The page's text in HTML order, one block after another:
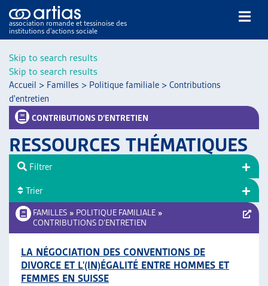
Skip to search results
Skip to search results
association romande et tessinoise des
institutions d’actions sociale
NOS PUBLICATIONS
ARTICLES
VEILLE
RESSOURCES
THÉMATIQUES
GUIDE SOCIAL ROMAND
AUTRES
ARTIAS
Accueil > Familles > Politique familiale > Contributions
d'entretien
CONTRIBUTIONS D’ENTRETIEN
RESSOURCES THÉMATIQUES
FAMILLES » POLITIQUE FAMILIALE »
CONTRIBUTIONS D’ENTRETIEN
LA NÉGOCIATION DES CONVENTIONS DE
DIVORCE ET L'(IN)ÉGALITÉ ENTRE HOMMES ET
FEMMES EN SUISSE
Filtrer
Trier